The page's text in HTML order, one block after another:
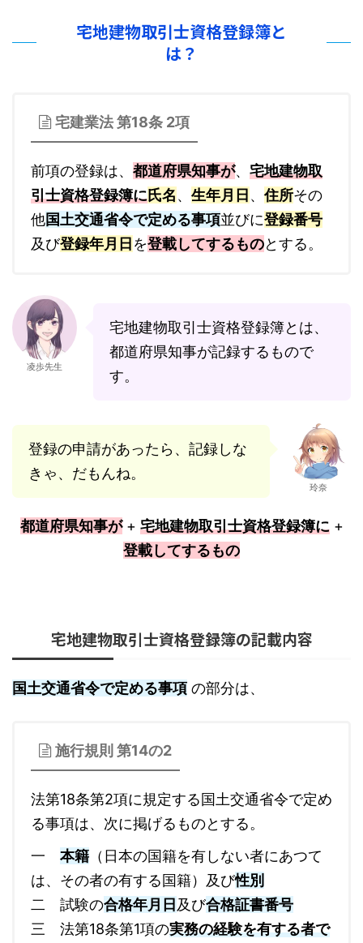
宅地建物取引士資格登録簿と
は？
宅建業法 第18条 2項
前項の登録は、 都道府県知事が、 宅地建物取
引士資格登録簿に氏名、 生年月日、住所その
他国土交通省令で定める事項並びに登録番号
及び登録年月日を登載してするものとする。
凌歩先生
宅地建物取引士資格登録簿とは、
都道府県知事が記録するもので
す。
登録の申請があったら、記録しな
きゃ、だもんね。
玲奈
都道府県知事が+ 宅地建物取引士資格登録簿に+
登載してするもの
宅地建物取引士資格登録簿の記載内容
国土交通省令で定める事項 の部分は、
施行規則 第14の2
法第18条第2項に規定する国土交通省令で定め
る事項は、次に掲げるものとする。
一 本籍 （日本の国籍を有しない者にあつて
は、その者の有する国籍）及び性別
二 試験の合格年月日及び合格証書番号
三 法第18条第1項の実務の経験を有する者で